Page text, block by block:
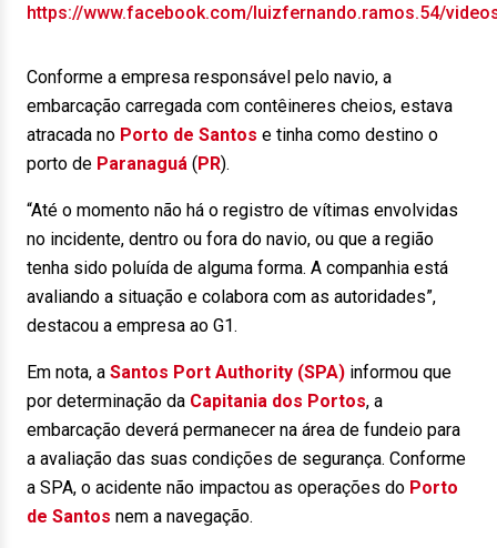
https://www.facebook.com/luizfernando.ramos.54/
Conforme a empresa responsável pelo navio, a
embarcação carregada com contêineres cheios, estava
atracada no Porto de Santos e tinha como destino o
porto de Paranaguá (PR).
“Até o momento não há o registro de vítimas envolvidas
no incidente, dentro ou fora do navio, ou que a região
tenha sido poluída de alguma forma. A companhia está
avaliando a situação e colabora com as autoridades”,
destacou a empresa ao G1.
Em nota, a Santos Port Authority (SPA) informou que
por determinação da Capitania dos Portos, a
embarcação deverá permanecer na área de fundeio para
a avaliação das suas condições de segurança. Conforme
a SPA, o acidente não impactou as operações do Porto
de Santos nem a navegação.